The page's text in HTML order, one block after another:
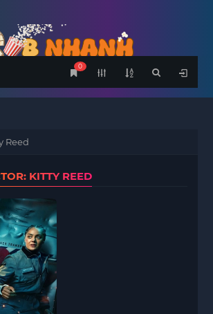
0
Reed
KITTY REED